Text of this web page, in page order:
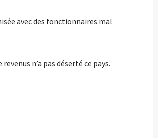
avec des fonctionnaires mal
n’a pas déserté ce pays.